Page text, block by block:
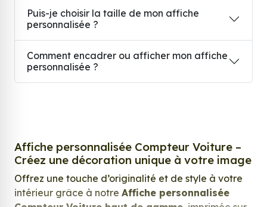
Puis-je choisir la taille de mon affiche
personnalisée ?
Comment encadrer ou afficher mon affiche
personnalisée ?
Affiche personnalisée Compteur Voiture –
Créez une décoration unique à votre image
Offrez une touche d’originalité et de style à votre
intérieur grâce à notre Affiche personnalisée